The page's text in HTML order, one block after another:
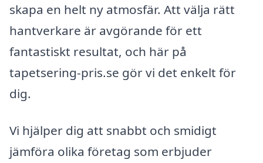
skapa en helt ny atmosfär. Att välja rätt
hantverkare är avgörande för ett
fantastiskt resultat, och här på
tapetsering-pris.se gör vi det enkelt för
dig.
Vi hjälper dig att snabbt och smidigt
jämföra olika företag som erbjuder